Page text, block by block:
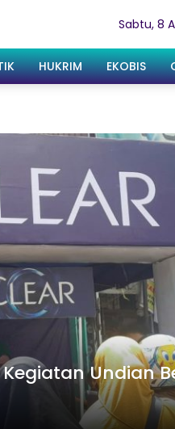
Sabtu, 8
HUKRIM EKOBIS
Undian